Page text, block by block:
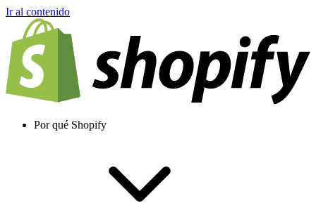
Ir al contenido
Por qué Shopify